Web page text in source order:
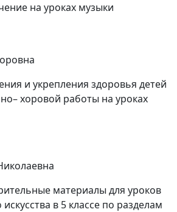
на уроках музыки
и укрепления здоровья детей
хоровой работы на уроках
материалы для уроков
в 5 классе по разделам